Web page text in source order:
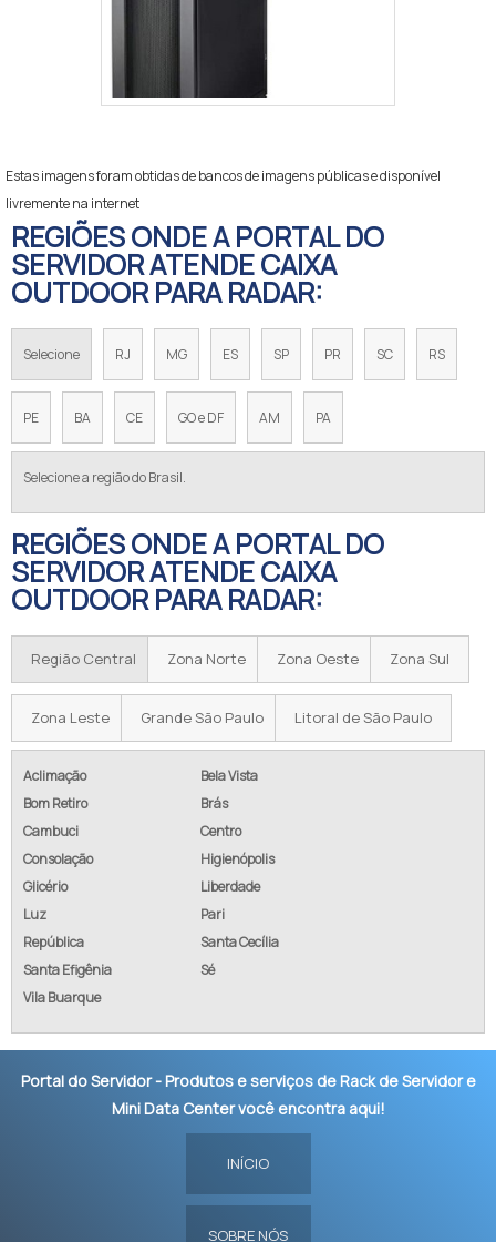
Estas imagens foram obtidas de bancos de imagens públicas e disponível
livremente na internet
REGIÕES ONDE A PORTAL DO
SERVIDOR ATENDE CAIXA
OUTDOOR PARA RADAR:
Selecione RJ MG ES SP PR SC RS
PE BA CE GO e DF AM PA
Selecione a região do Brasil.
REGIÕES ONDE A PORTAL DO
SERVIDOR ATENDE CAIXA
OUTDOOR PARA RADAR:
Região Central Zona Norte Zona Oeste Zona Sul
Zona Leste Grande São Paulo Litoral de São Paulo
Aclimação
Bela Vista
Bom Retiro
Brás
Cambuci
Centro
Consolação
Higienópolis
Glicério
Liberdade
Luz
Pari
República
Santa Cecília
Santa Efigênia
Sé
Vila Buarque
Portal do Servidor - Produtos e serviços de Rack de Servidor e
Mini Data Center você encontra aqui!
INÍCIO
SOBRE NÓS